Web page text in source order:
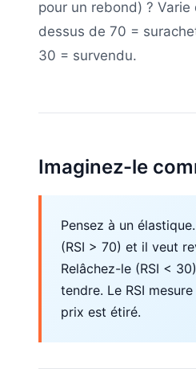
pour un rebond) ?
dessus de 70 =
30 = survendu.
Imaginez-le
Pensez à un
(RSI > 70) et il veut
Relâchez-le (RSI <
tendre. Le RSI
prix est étiré.